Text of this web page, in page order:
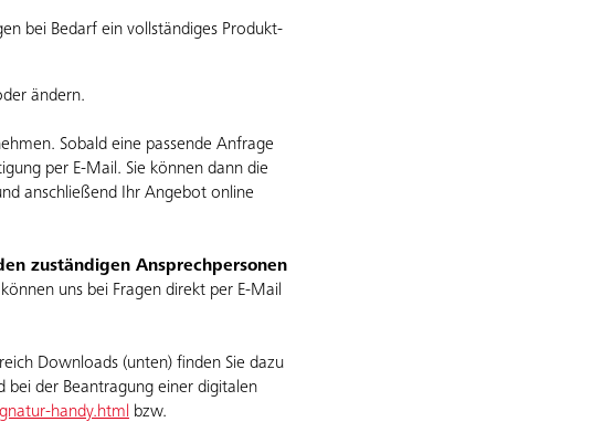
bei Bedarf ein vollständiges Produkt-
ändern.
Sobald eine passende Anfrage
per E-Mail. Sie können dann die
anschließend Ihr Angebot online
zuständigen Ansprechpersonen
uns bei Fragen direkt per E-Mail
Downloads (unten) finden Sie dazu
der Beantragung einer digitalen
handy.html
bzw.